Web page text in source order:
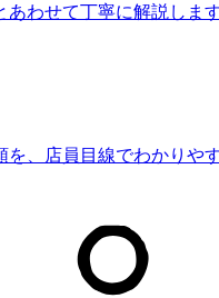
わせて丁寧に解説します
、店員目線でわかりや